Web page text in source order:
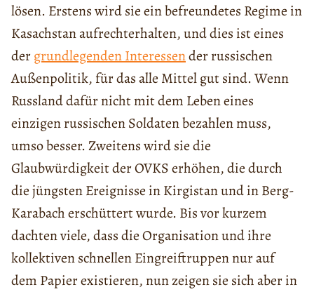
lösen. Erstens wird sie ein befreundetes Regime in
Kasachstan aufrechterhalten, und dies ist eines
dergrundlegenden Interessender russischen
Außenpolitik, für das alle Mittel gut sind. Wenn
Russland dafür nicht mit dem Leben eines
einzigen russischen Soldaten bezahlen muss,
umso besser. Zweitens wird sie die
Glaubwürdigkeit der OVKS erhöhen, die durch
die jüngsten Ereignisse in Kirgistan und in Berg-
Karabach erschüttert wurde. Bis vor kurzem
dachten viele, dass die Organisation und ihre
kollektiven schnellen Eingreiftruppen nur auf
dem Papier existieren, nun zeigen sie sich aber in